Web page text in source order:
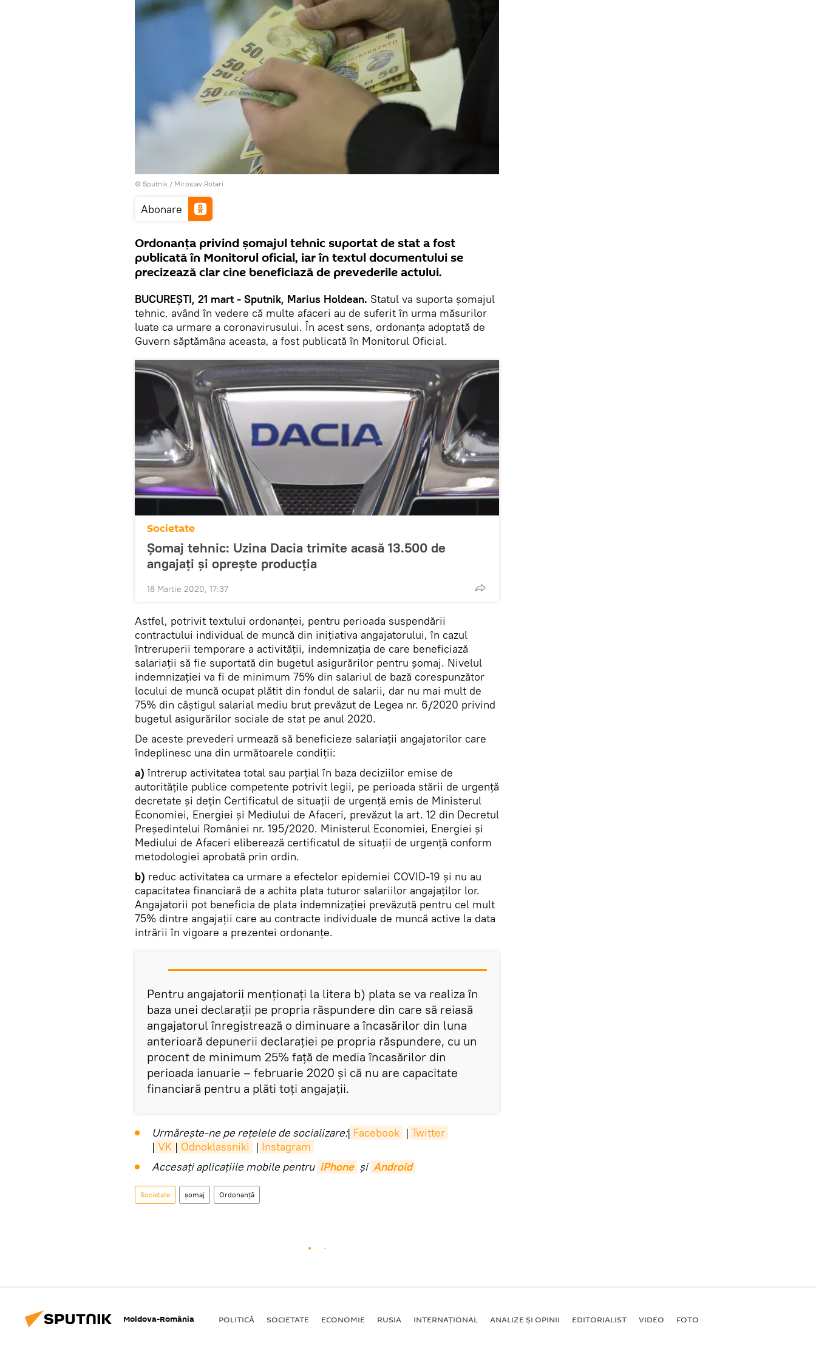
© Sputnik / Miroslav Rotari
Abonare
Ordonanța privind șomajul tehnic suportat de stat a fost
publicată în Monitorul oficial, iar în textul documentului se
precizează clar cine beneficiază de prevederile actului.
BUCUREȘTI, 21 mart - Sputnik, Marius Holdean. Statul va suporta șomajul
tehnic, având în vedere că multe afaceri au de suferit în urma măsurilor
luate ca urmare a coronavirusului. În acest sens, ordonanța adoptată de
Guvern săptămâna aceasta, a fost publicată în Monitorul Oficial.
Societate
Șomaj tehnic: Uzina Dacia trimite acasă 13.500 de
angajați și oprește producția
18 Martie 2020, 17:37
Astfel, potrivit textului ordonanței, pentru perioada suspendării
contractului individual de muncă din iniţiativa angajatorului, în cazul
întreruperii temporare a activităţii, indemnizația de care beneficiază
salariații să fie suportată din bugetul asigurărilor pentru șomaj. Nivelul
indemnizației va fi de minimum 75% din salariul de bază corespunzător
locului de muncă ocupat plătit din fondul de salarii, dar nu mai mult de
75% din câștigul salarial mediu brut prevăzut de Legea nr. 6/2020 privind
bugetul asigurărilor sociale de stat pe anul 2020.
De aceste prevederi urmează să beneficieze salariații angajatorilor care
îndeplinesc una din următoarele condiții:
a) întrerup activitatea total sau parțial în baza deciziilor emise de
autoritățile publice competente potrivit legii, pe perioada stării de urgență
decretate și dețin Certificatul de situații de urgență emis de Ministerul
Economiei, Energiei și Mediului de Afaceri, prevăzut la art. 12 din Decretul
Președintelui României nr. 195/2020. Ministerul Economiei, Energiei și
Mediului de Afaceri eliberează certificatul de situații de urgență conform
metodologiei aprobată prin ordin.
b) reduc activitatea ca urmare a efectelor epidemiei COVID-19 și nu au
capacitatea financiară de a achita plata tuturor salariilor angajaților lor.
Angajatorii pot beneficia de plata indemnizației prevăzută pentru cel mult
75% dintre angajații care au contracte individuale de muncă active la data
intrării în vigoare a prezentei ordonanțe.
Pentru angajatorii menționați la litera b) plata se va realiza în
baza unei declarații pe propria răspundere din care să reiasă
angajatorul înregistrează o diminuare a încasărilor din luna
anterioară depunerii declarației pe propria răspundere, cu un
procent de minimum 25% față de media încasărilor din
perioada ianuarie – februarie 2020 și că nu are capacitate
financiară pentru a plăti toți angajații.
Urmărește-ne pe rețelele de socializare:| Facebook | Twitter
| VK | Odnoklassniki | Instagram
Accesaţi aplicaţiile mobile pentru iPhone și Android
Societate șomaj Ordonanță
Moldova-România POLITICĂ SOCIETATE ECONOMIE RUSIA INTERNAŢIONAL ANALIZE ȘI OPINII EDITORIALIST VIDEO FOTO